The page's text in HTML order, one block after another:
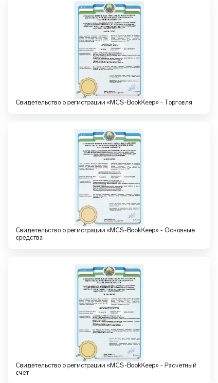
Свидетельство о регистрации «MCS-BookKeep» - Торговля
Свидетельство о регистрации «MCS-BookKeep» - Основные
средства
Свидетельство о регистрации «MCS-BookKeep» - Расчетный
счет